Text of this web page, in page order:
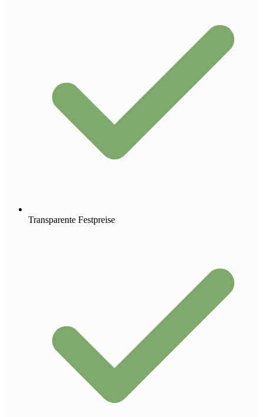
Transparente Festpreise